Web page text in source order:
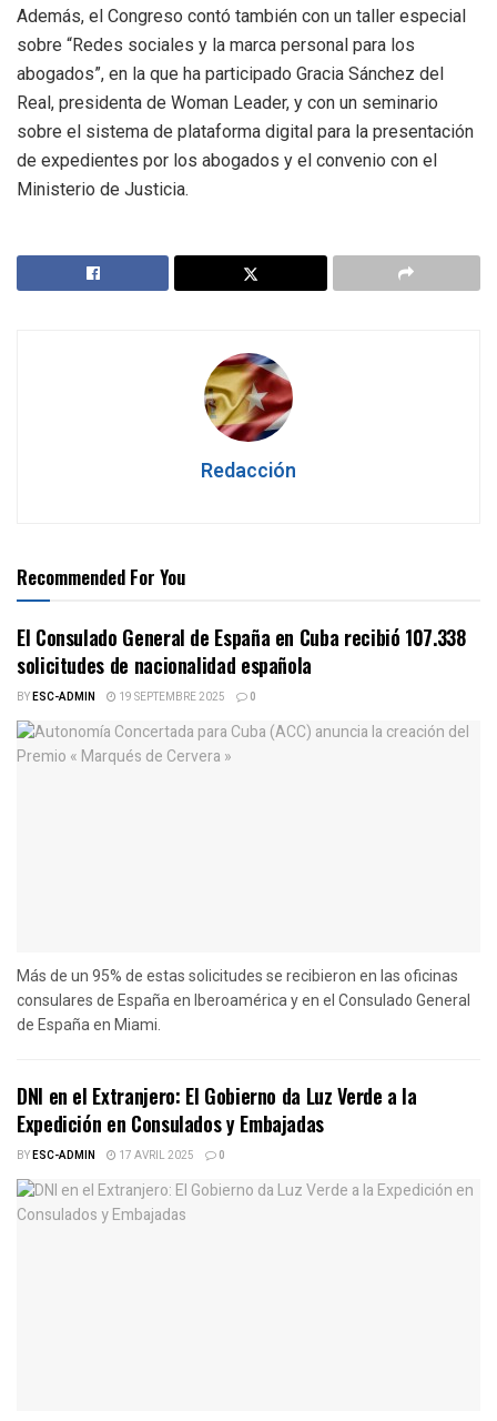
Además, el Congreso contó también con un taller especial
sobre “Redes sociales y la marca personal para los
abogados”, en la que ha participado Gracia Sánchez del
Real, presidenta de Woman Leader, y con un seminario
sobre el sistema de plataforma digital para la presentación
de expedientes por los abogados y el convenio con el
Ministerio de Justicia.
Redacción
Recommended For You
El Consulado General de España en Cuba recibió 107.338
solicitudes de nacionalidad española
BYESC-ADMIN 19 SEPTEMBRE 2025 0
Más de un 95% de estas solicitudes se recibieron en las oficinas
consulares de España en Iberoamérica y en el Consulado General
de España en Miami.
DNI en el Extranjero: El Gobierno da Luz Verde a la
Expedición en Consulados y Embajadas
BYESC-ADMIN 17 AVRIL 2025 0